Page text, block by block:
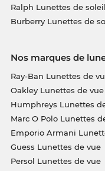
Ralph Lunettes de soleil
Burberry Lunettes de
Nos marques de
Ray-Ban Lunettes de
Oakley Lunettes de vue
Humphreys Lunettes
Marc O Polo Lunettes
Emporio Armani
Guess Lunettes de vue
Persol Lunettes de vue